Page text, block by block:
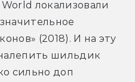
локализовали
(2018). И на эту
налепить шильдик
сильно доп